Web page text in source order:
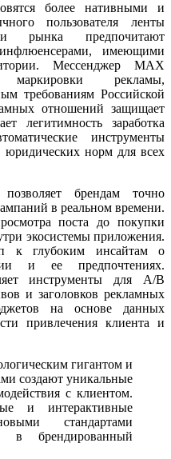
более нативными и
пользователя ленты
рынка предпочитают
имеющими
Мессенджер MAX
маркировки рекламы,
требованиям Российской
отношений защищает
легитимность заработка
инструменты
норм для всех
брендам точно
в реальном времени.
поста до покупки
экосистемы приложения.
к глубоким инсайтам о
и ее предпочтениях.
инструменты для A/B
и заголовков рекламных
на основе данных
привлечения клиента и
гигантом и
создают уникальные
с клиентом.
и интерактивные
стандартами
в брендированный